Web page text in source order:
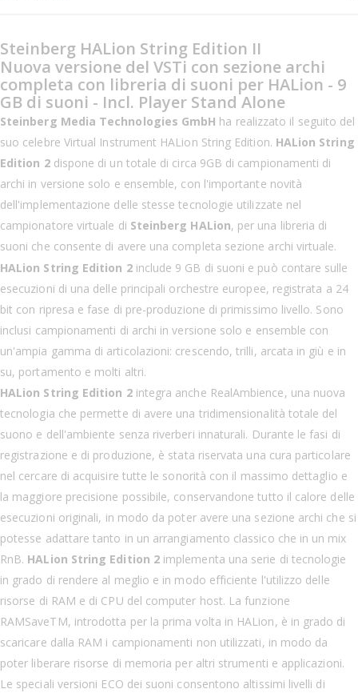
Steinberg HALion String Edition II
Nuova versione del VSTi con sezione archi
completa con libreria di suoni per HALion - 9
GB di suoni - Incl. Player Stand Alone
Steinberg Media Technologies GmbH ha realizzato il seguito del
suo celebre Virtual Instrument HALion String Edition. HALion String
Edition 2 dispone di un totale di circa 9GB di campionamenti di
archi in versione solo e ensemble, con l'importante novità
dell'implementazione delle stesse tecnologie utilizzate nel
campionatore virtuale di Steinberg HALion, per una libreria di
suoni che consente di avere una completa sezione archi virtuale.
HALion String Edition 2 include 9 GB di suoni e può contare sulle
esecuzioni di una delle principali orchestre europee, registrata a 24
bit con ripresa e fase di pre-produzione di primissimo livello. Sono
inclusi campionamenti di archi in versione solo e ensemble con
un'ampia gamma di articolazioni: crescendo, trilli, arcata in giù e in
su, portamento e molti altri.
HALion String Edition 2 integra anche RealAmbience, una nuova
tecnologia che permette di avere una tridimensionalità totale del
suono e dell'ambiente senza riverberi innaturali. Durante le fasi di
registrazione e di produzione, è stata riservata una cura particolare
nel cercare di acquisire tutte le sonorità con il massimo dettaglio e
la maggiore precisione possibile, conservandone tutto il calore delle
esecuzioni originali, in modo da poter avere una sezione archi che si
potesse adattare tanto in un arrangiamento classico che in un mix
RnB. HALion String Edition 2 implementa una serie di tecnologie
in grado di rendere al meglio e in modo efficiente l'utilizzo delle
risorse di RAM e di CPU del computer host. La funzione
RAMSaveTM, introdotta per la prima volta in HALion, è in grado di
scaricare dalla RAM i campionamenti non utilizzati, in modo da
poter liberare risorse di memoria per altri strumenti e applicazioni.
Le speciali versioni ECO dei suoni consentono altissimi livelli di